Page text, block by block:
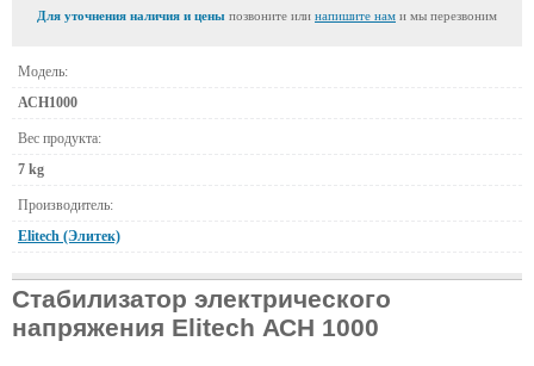
Для уточнения наличия и цены позвоните или напишите нам и мы перезвоним
Модель:
АСН1000
Вес продукта:
7 kg
Производитель:
Elitech (Элитек)
Стабилизатор электрического
напряжения Elitech АСН 1000